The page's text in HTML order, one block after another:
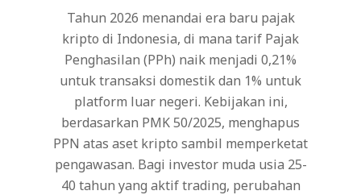
Tahun 2026 menandai era baru pajak
kripto di Indonesia, di mana tarif Pajak
Penghasilan (PPh) naik menjadi 0,21%
untuk transaksi domestik dan 1% untuk
platform luar negeri. Kebijakan ini,
berdasarkan PMK 50/2025, menghapus
PPN atas aset kripto sambil memperketat
pengawasan. Bagi investor muda usia 25-
40 tahun yang aktif trading, perubahan